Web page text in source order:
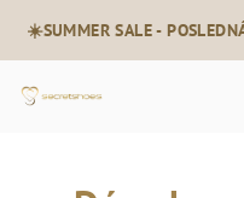
obsah
☀️SUMMER SALE -